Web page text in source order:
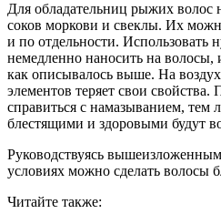
Для обладательниц рыжих
соков моркови и свеклы. Их
и по отдельности.
немедленно наносить на волосы,
как описывалось выше. На
элементов теряет свои свойства.
справиться с намазыванием, тем
блестящими и здоровыми будут
Руководствуясь
условиях можно сделать волосы
Читайте также: